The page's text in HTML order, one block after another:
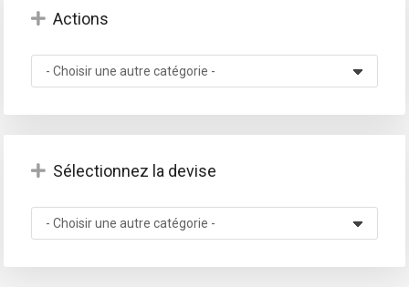
Actions
Sélectionnez la devise